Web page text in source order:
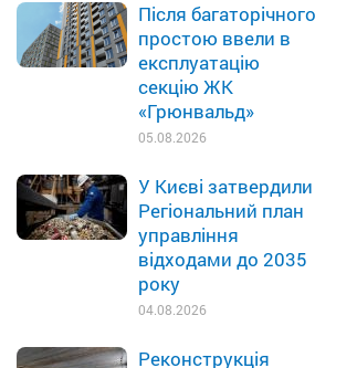
Після багаторічного
простою ввели в
експлуатацію
секцію ЖК
«Грюнвальд»
05.08.2026
У Києві затвердили
Регіональний план
управління
відходами до 2035
року
04.08.2026
Реконструкція